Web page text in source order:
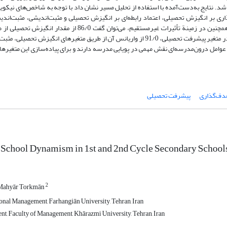
استفاده شد. نتایج به‌دست‌آمده با استفاده از تحلیل مسیر نشان داد با توجه به شاخص‌های
بر انگیزش تحصیلی، اعتماد رابطه‌ای بر انگیزش تحصیلی و مثبت‌اندیشی،
تحصیلی، انگیزش تحصیلی بر پیشرفت تحصیلی مؤثر است. همچنین در زمینة
هدف‌گذاری و اعتماد رابطه‌ای پیش‌بینی‌پذیر است. همچنین در متغیر پیشرفت تحصیلی، 91/0 از واریانس آن از
درون‌مدرسه‌ای نقش مهمی در پویایی مدرسه دارند و برای پیاده‌سازی این
پیشرفت تحصیلی
Dynamism in 1st and 2nd Cycle Secondary
Torkmān2
Management, Farhangiān University, Tehran, Iran
Faculty of Management, Khārazmi University, Tehran, Iran